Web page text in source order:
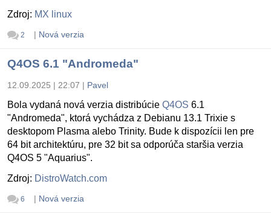
Zdroj: MX linux
2 | Nová verzia
Q4OS 6.1 "Andromeda"
12.09.2025 | 22:07 | Pavel
Bola vydaná nová verzia distribúcie Q4OS 6.1
"Andromeda", ktorá vychádza z Debianu 13.1 Trixie s
desktopom Plasma alebo Trinity. Bude k dispozícii len pre
64 bit architektúru, pre 32 bit sa odporúča staršia verzia
Q4OS 5 "Aquarius".
Zdroj: DistroWatch.com
6 | Nová verzia